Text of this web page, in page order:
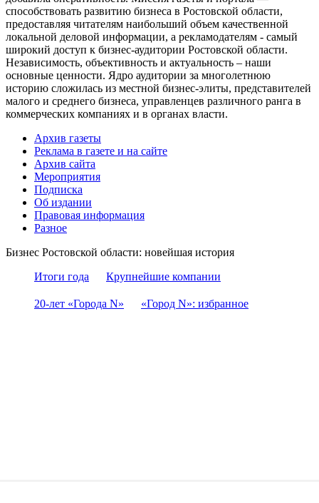
способствовать развитию бизнеса в Ростовской области,
предоставляя читателям наибольший объем качественной
локальной деловой информации, а рекламодателям - самый
широкий доступ к бизнес-аудитории Ростовской области.
Независимость, объективность и актуальность – наши
основные ценности. Ядро аудитории за многолетнюю
историю сложилась из местной бизнес-элиты, представителей
малого и среднего бизнеса, управленцев различного ранга в
коммерческих компаниях и в органах власти.
Архив газеты
Реклама в газете и на сайте
Архив сайта
Мероприятия
Подписка
Об издании
Правовая информация
Разное
Бизнес Ростовской области: новейшая история
Итоги года
Крупнейшие компании
20-лет «Города N» «Город N»: избранное